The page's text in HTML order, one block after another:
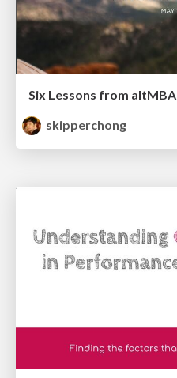
Six Lessons from altMBA
skipperchong